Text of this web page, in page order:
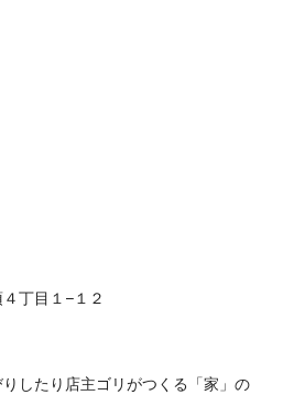
丁目１−１２
したり店主ゴリがつくる「家」の